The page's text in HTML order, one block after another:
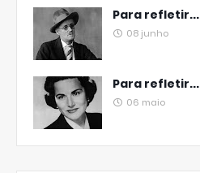
Para refletir...
08 junho
Para refletir...
06 maio